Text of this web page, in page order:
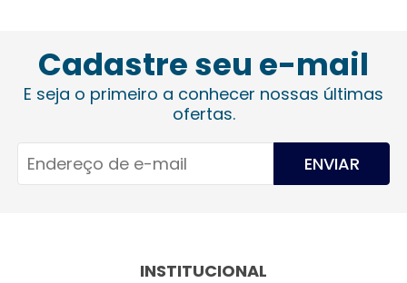
Cadastre seu e-mail
E seja o primeiro a conhecer nossas últimas
ofertas.
ENVIAR
INSTITUCIONAL